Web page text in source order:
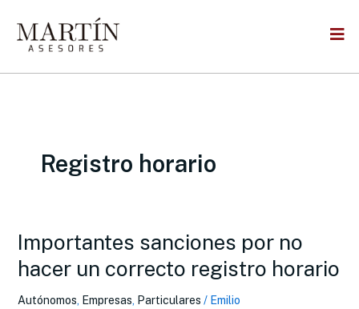
content
Registro horario
Importantes sanciones por no
hacer un correcto registro horario
Autónomos, Empresas, Particulares / Emilio
Importantes
sanciones
por